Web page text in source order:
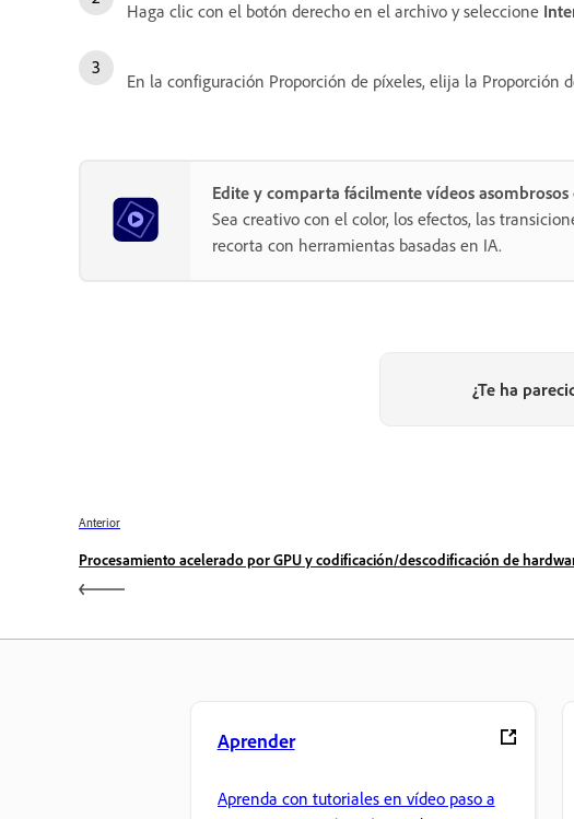
Haga clic con el botón derecho en el archivo y seleccione
En la configuración Proporción de píxeles, elija la Proporción
Edite y comparta fácilmente vídeos
Sea creativo con el color, los efectos, las
recorta con herramientas basadas en IA.
¿Te ha
Anterior
Procesamiento acelerado por GPU y codificación/descodificación de
Aprender
Aprenda con tutoriales en vídeo paso a